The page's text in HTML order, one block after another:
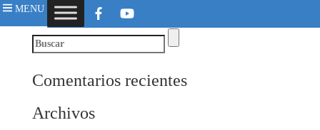
MENU
Comentarios recientes
Archivos